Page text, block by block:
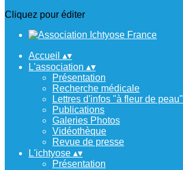
Cliquez pour éditer
Accueil ▴▾
L'association ▴▾
Présentation
Recherche médicale
Lettres d'infos "à fleur de peau"
Publications
Galeries Photos
Vidéothèque
Revue de presse
L'ichtyose ▴▾
Présentation